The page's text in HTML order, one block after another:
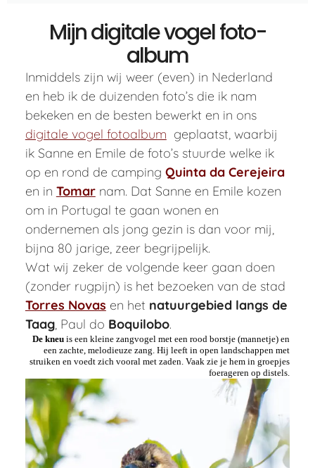
Mijn digitale vogel foto-
album
Inmiddels zijn wij weer (even) in Nederland
en heb ik de duizenden foto’s die ik nam
bekeken en de besten bewerkt en in ons
digitale vogel fotoalbum geplaatst, waarbij
ik Sanne en Emile de foto’s stuurde welke ik
op en rond de camping Quinta da Cerejeira
en in Tomarnam. Dat Sanne en Emile kozen
om in Portugal te gaan wonen en
ondernemen als jong gezin is dan voor mij,
bijna 80 jarige, zeer begrijpelijk.
Wat wij zeker de volgende keer gaan doen
(zonder rugpijn) is het bezoeken van de stad
Torres Novas en het natuurgebied langs de
Taag, Paul do Boquilobo.
De kneu is een kleine zangvogel met een rood borstje (mannetje) en
een zachte, melodieuze zang. Hij leeft in open landschappen met
struiken en voedt zich vooral met zaden. Vaak zie je hem in groepjes
foerageren op distels.